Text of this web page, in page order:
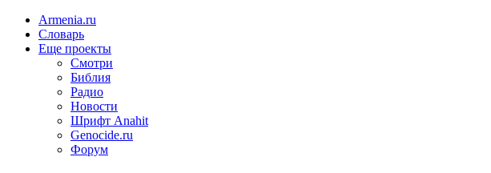
Armenia.ru
Словарь
Еще проекты
Смотри
Библия
Радио
Новости
Шрифт Anahit
Genocide.ru
Форум